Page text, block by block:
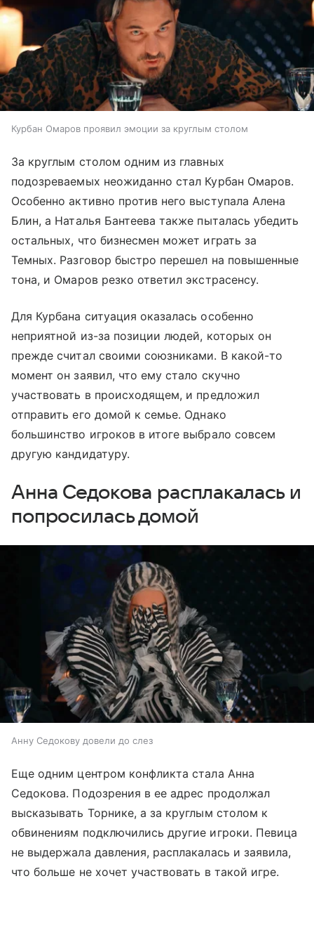
Курбан Омаров проявил эмоции за круглым столом
За круглым столом одним из главных
подозреваемых неожиданно стал Курбан Омаров.
Особенно активно против него выступала Алена
Блин, а Наталья Бантеева также пыталась убедить
остальных, что бизнесмен может играть за
Темных. Разговор быстро перешел на повышенные
тона, и Омаров резко ответил экстрасенсу.
Для Курбана ситуация оказалась особенно
неприятной из-за позиции людей, которых он
прежде считал своими союзниками. В какой-то
момент он заявил, что ему стало скучно
участвовать в происходящем, и предложил
отправить его домой к семье. Однако
большинство игроков в итоге выбрало совсем
другую кандидатуру.
Анна Седокова расплакалась и
попросилась домой
Анну Седокову довели до слез
Еще одним центром конфликта стала Анна
Седокова. Подозрения в ее адрес продолжал
высказывать Торнике, а за круглым столом к
обвинениям подключились другие игроки. Певица
не выдержала давления, расплакалась и заявила,
что больше не хочет участвовать в такой игре.